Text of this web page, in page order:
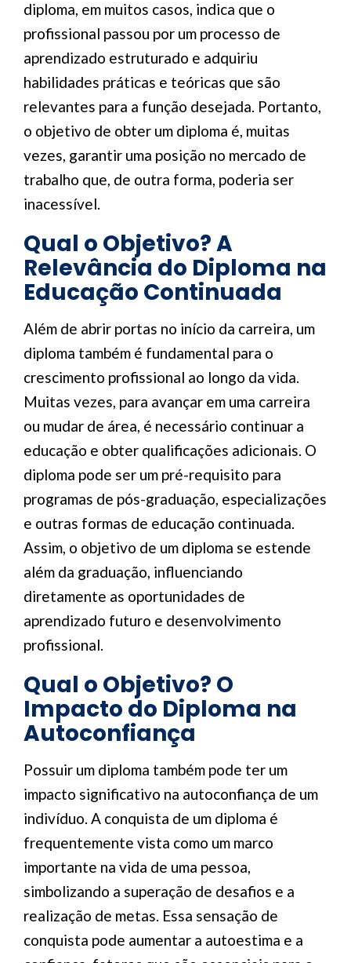
diploma, em muitos casos, indica que o
profissional passou por um processo de
aprendizado estruturado e adquiriu
habilidades práticas e teóricas que são
relevantes para a função desejada. Portanto,
o objetivo de obter um diploma é, muitas
vezes, garantir uma posição no mercado de
trabalho que, de outra forma, poderia ser
inacessível.
Qual o Objetivo? A
Relevância do Diploma na
Educação Continuada
Além de abrir portas no início da carreira, um
diploma também é fundamental para o
crescimento profissional ao longo da vida.
Muitas vezes, para avançar em uma carreira
ou mudar de área, é necessário continuar a
educação e obter qualificações adicionais. O
diploma pode ser um pré-requisito para
programas de pós-graduação, especializações
e outras formas de educação continuada.
Assim, o objetivo de um diploma se estende
além da graduação, influenciando
diretamente as oportunidades de
aprendizado futuro e desenvolvimento
profissional.
Qual o Objetivo? O
Impacto do Diploma na
Autoconfiança
Possuir um diploma também pode ter um
impacto significativo na autoconfiança de um
indivíduo. A conquista de um diploma é
frequentemente vista como um marco
importante na vida de uma pessoa,
simbolizando a superação de desafios e a
realização de metas. Essa sensação de
conquista pode aumentar a autoestima e a